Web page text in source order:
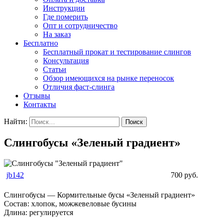
Инструкции
Где померить
Опт и сотрудничество
На заказ
Бесплатно
Бесплатный прокат и тестирование слингов
Консультация
Статьи
Обзор имеющихся на рынке переносок
Отличия фаст-слинга
Отзывы
Контакты
Найти:
Слингобусы «Зеленый градиент»
jb142 700 руб.
Слингобусы — Кормительные бусы «Зеленый градиент»
Состав: хлопок, можжевеловые бусины
Длина: регулируется